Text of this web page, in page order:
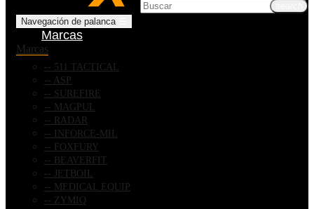
Navegación de palanca
Marcas
Marcas
511 TACTICAL
ASP
SUREFIRE
MAGPUL
RADAR
INFORCE-MIL
FOXFURY
BEAVERFIT
JETBOIL
MEDICAL EQUIP
ZYMIQ